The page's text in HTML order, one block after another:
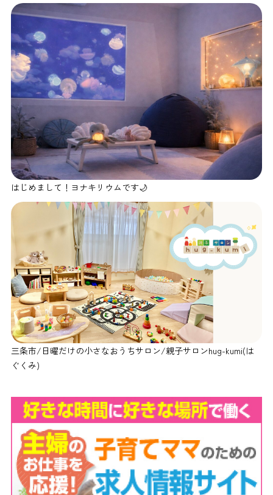
はじめまして！ヨナキリウムです🌙
三条市/日曜だけの小さなおうちサロン/親子サロンhug-kumi(は
ぐくみ)